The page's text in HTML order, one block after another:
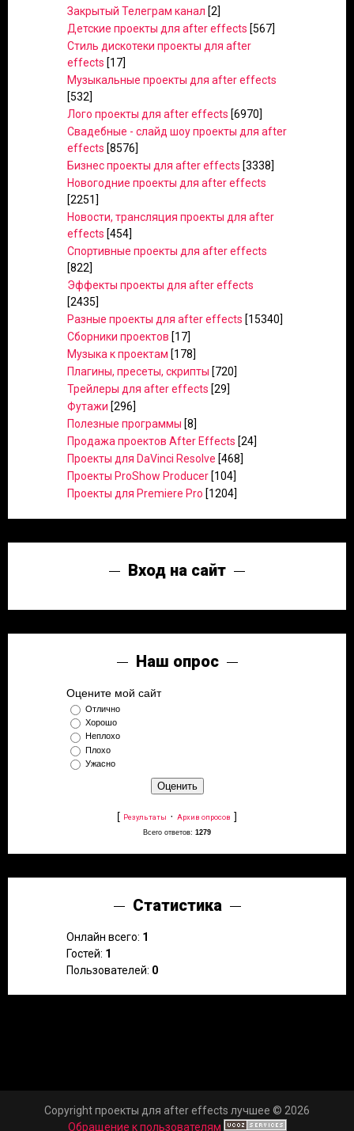
Закрытый Телеграм канал [2]
Детские проекты для after effects [567]
Стиль дискотеки проекты для after
effects [17]
Музыкальные проекты для after effects
[532]
Лого проекты для after effects [6970]
Свадебные - слайд шоу проекты для after
effects [8576]
Бизнес проекты для after effects [3338]
Новогодние проекты для after effects
[2251]
Новости, трансляция проекты для after
effects [454]
Спортивные проекты для after effects
[822]
Эффекты проекты для after effects
[2435]
Разные проекты для after effects [15340]
Сборники проектов [17]
Музыка к проектам [178]
Плагины, пресеты, скрипты [720]
Трейлеры для after effects [29]
Футажи [296]
Полезные программы [8]
Продажа проектов After Effects [24]
Проекты для DaVinci Resolve [468]
Проекты ProShow Producer [104]
Проекты для Premiere Pro [1204]
Вход на сайт
Наш опрос
Оцените мой сайт
Отлично
Хорошо
Неплохо
Плохо
Ужасно
[ Результаты · Архив опросов ]
Всего ответов: 1279
Статистика
Онлайн всего: 1
Гостей: 1
Пользователей: 0
Copyright проекты для after effects лучшее © 2026
Обращение к пользователям